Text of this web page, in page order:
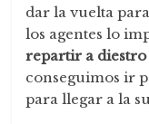
dar la vuelta
los agentes lo
repartir a
conseguimos ir
para llegar a la